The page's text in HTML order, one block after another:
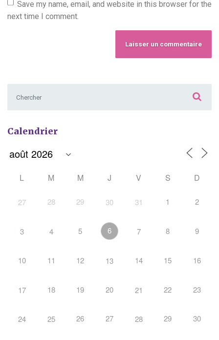
Save my name, email, and website in this browser for the
next time I comment.
Calendrier
L M M J V S D
27 28 29 30 31 1 2
3 4 5 6 7 8 9
10 11 12 13 14 15 16
17 18 19 20 21 22 23
24 25 26 27 28 29 30